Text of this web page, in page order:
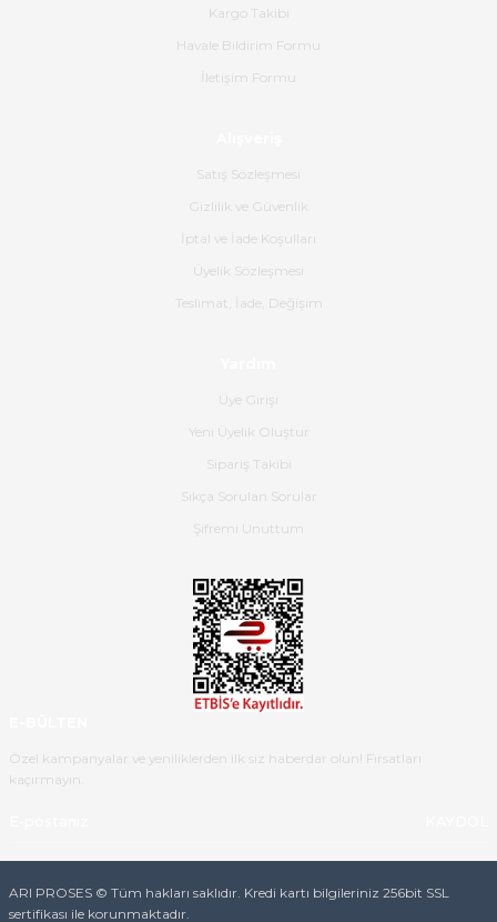
Ürünün kodu XDR-240e-24 yeni
Gerçekten harika ve etkileyici
Hızlı bir şekilde elimize ulaştı
ulaştı.Ürünün paketlenmesi
gayet başarılı hasarsız bir şekilde
teslim aldım. Bu konudaki
hassasiyetleri ve Ürünün kalitesi
Kargo Takibi
Havale Bildirim Formu
İletişim Formu
Satış Sözleşmesi
Gizlilik ve Güvenlik
İptal ve İade Koşulları
Üyelik Sözleşmesi
Teslimat, İade, Değişim
Üye Girişi
Yeni Üyelik Oluştur
Sipariş Takibi
Sıkça Sorulan Sorular
Şifremi Unuttum
Özel kampanyalar ve yeniliklerden ilk siz haberdar olun! Fırsatları
kaçırmayın.
ARI PROSES © Tüm hakları saklıdır. Kredi kartı bilgileriniz 256bit SSL
sertifikası ile korunmaktadır.